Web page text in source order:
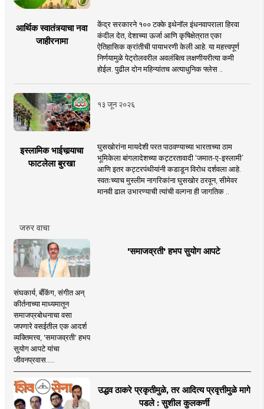
आर्थिक स्वातंत्र्याचा नवा
जाहीरनामा
केंद्र सरकारने १०० टक्के इथेनॉल इंधनवापराला हिरवा
कंदील देत, देशाच्या ऊर्जा आणि कृषिक्षेत्रात एका
ऐतिहासिक क्रांतीची पायाभरणी केली आहे. या महत्त्वपूर्ण
निर्णयामुळे पेट्रोलवरील अवलंबित्व लक्षणीयरीत्या कमी
होईल. पुढील दोन महिन्यांतच अत्याधुनिक फ्लेस ..
१३ जून २०२६
इस्लामिक भाईचार्‍याचा
फाटलेला बुरखा
घुसखोरांना मायदेशी परत पाठवण्याच्या भारताच्या ठाम
भूमिकेला बांगलादेशच्या कट्टरतावादी ‘जमात-ए-इस्लामी’
आणि इतर कट्टरपंथीयांनी कडाडून विरोध दर्शवला आहे.
स्वतःच्याच मुस्लीम नागरिकांना घुसखोर ठरवून, सीमेवर
मानवी ढाल उभारण्याची त्यांची वल्गना ही जागतिक ..
जरुर वाचा
'समाजव्रती' हभप सुयोग आपटे
संघकार्य, बँकिंग, संगीत अन्
कीर्तनाच्या माध्यमातून
समाजप्रबोधनाचा वसा
जपणारे वसईतील एक आदर्श
व्यक्तिमत्त्व, 'समाजव्रती' हभप
सुयोग आपटे यांचा
जीवनप्रवास.....
उद्धव ठाकरे प्रकृतीमुळे, तर आदित्य प्रवृत्तीमुळे मागे
पडले : सुशील कुलकर्णी